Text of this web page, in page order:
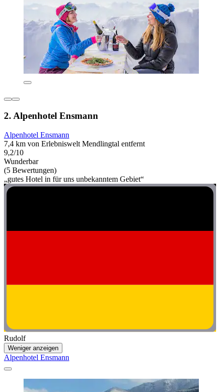
2. Alpenhotel Ensmann
Alpenhotel Ensmann
7,4 km von Erlebniswelt Mendlingtal entfernt
9,2/10
Wunderbar
(5 Bewertungen)
„gutes Hotel in für uns unbekanntem Gebiet“
Rudolf
Weniger anzeigen
Alpenhotel Ensmann